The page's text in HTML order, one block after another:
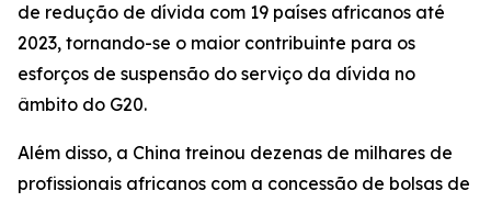
de redução de dívida com 19 países africanos até
2023, tornando-se o maior contribuinte para os
esforços de suspensão do serviço da dívida no
âmbito do G20.
Além disso, a China treinou dezenas de milhares de
profissionais africanos com a concessão de bolsas de